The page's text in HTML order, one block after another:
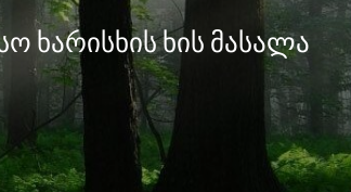
ხარისხის ხის მასალა